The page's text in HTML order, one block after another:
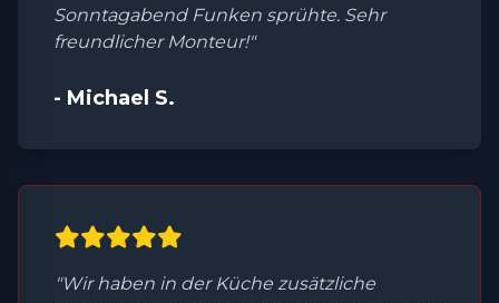
Sonntagabend Funken sprühte. Sehr
freundlicher Monteur!"
- Michael S.
"Wir haben in der Küche zusätzliche